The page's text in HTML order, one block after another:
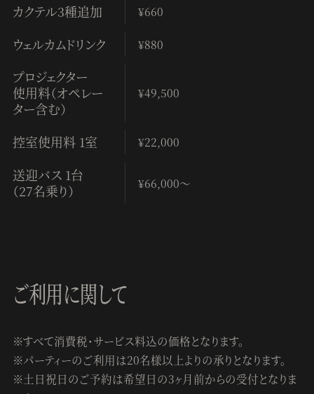
カクテル3種追加 ¥660
ウェルカムドリンク ¥880
プロジェクター
使用料（オペレー
ター含む）
¥49,500
控室使用料 1室 ¥22,000
送迎バス 1台
（27名乗り）
¥66,000～
ご利用に関して
すべて消費税・サービス料込の価格となります。
パーティーのご利用は20名様以上よりの承りとなります。
土日祝日のご予約は希望日の3ヶ月前からの受付となりま